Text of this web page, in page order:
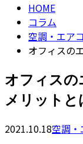
HOME
コラム
空調・エア
オフィスの
オフィスの
メリットと
2021.10.18空調・